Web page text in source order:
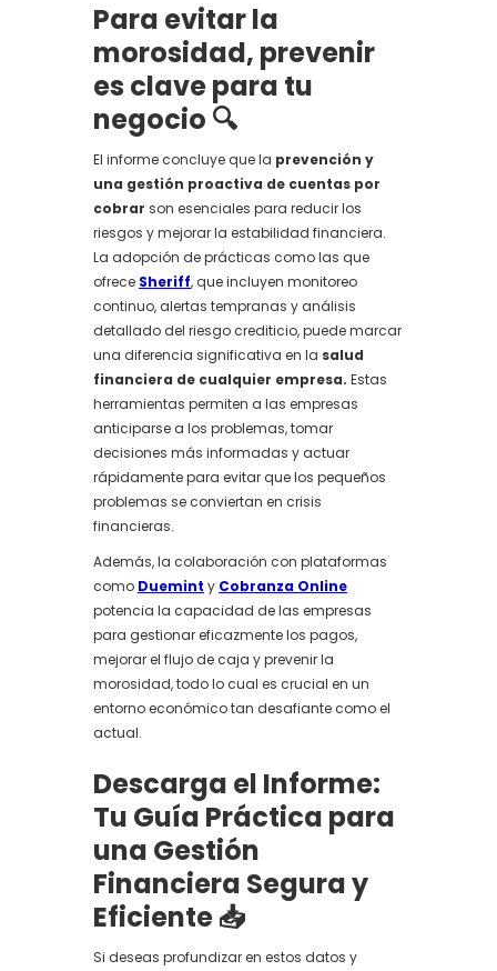
Para evitar la
morosidad, prevenir
es clave para tu
negocio 🔍
El informe concluye que la prevención y
una gestión proactiva de cuentas por
cobrar son esenciales para reducir los
riesgos y mejorar la estabilidad financiera.
La adopción de prácticas como las que
ofrece Sheriff, que incluyen monitoreo
continuo, alertas tempranas y análisis
detallado del riesgo crediticio, puede marcar
una diferencia significativa en la salud
financiera de cualquier empresa. Estas
herramientas permiten a las empresas
anticiparse a los problemas, tomar
decisiones más informadas y actuar
rápidamente para evitar que los pequeños
problemas se conviertan en crisis
financieras.
Además, la colaboración con plataformas
como Duemint y Cobranza Online
potencia la capacidad de las empresas
para gestionar eficazmente los pagos,
mejorar el flujo de caja y prevenir la
morosidad, todo lo cual es crucial en un
entorno económico tan desafiante como el
actual.
Descarga el Informe:
Tu Guía Práctica para
una Gestión
Financiera Segura y
Eficiente 📥
Si deseas profundizar en estos datos y